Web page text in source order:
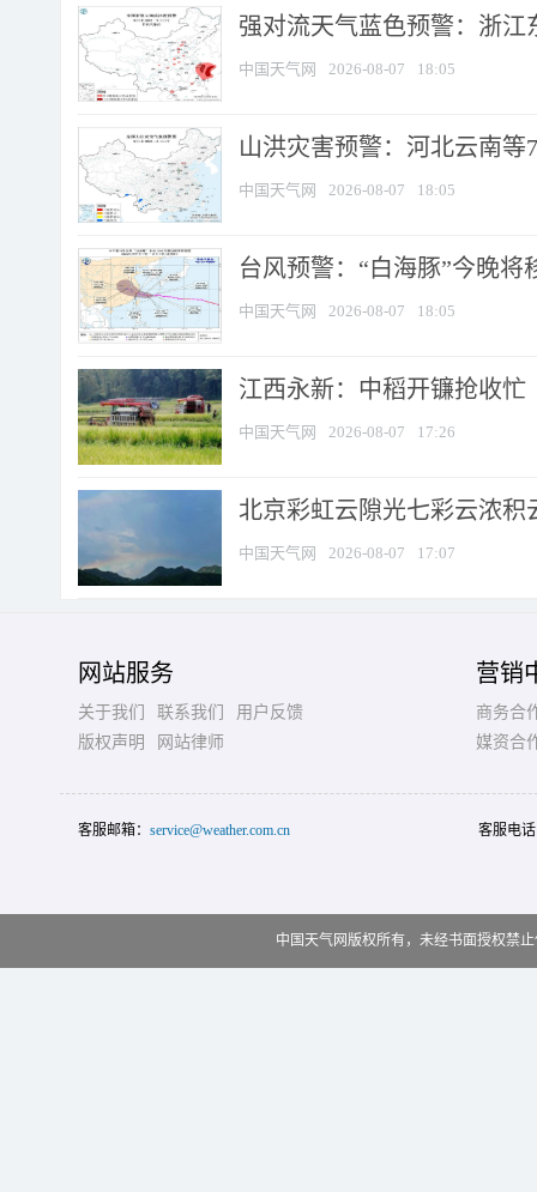
强对流天气蓝色预警：浙江
中国天气网 2026-08-07 18:05
山洪灾害预警：河北云南
中国天气网 2026-08-07 18:05
台风预警：“白海豚”今晚将
中国天气网 2026-08-07 18:05
江西永新：中稻开镰抢收忙
中国天气网 2026-08-07 17:26
北京彩虹云隙光七彩云浓积
中国天气网 2026-08-07 17:07
网站服务
关于我们 联系我们
用户反馈
版权声明
网站律师
营销
商务合
媒资合
客服邮箱： service@weather.com.cn 客服电
中国天气网版权所有，未经书面授权